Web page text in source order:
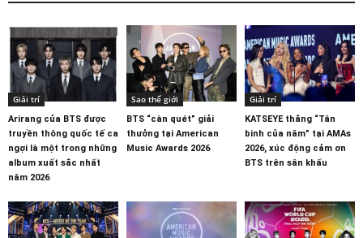
Giải trí
Arirang của BTS được
truyền thông quốc tế ca
ngợi là một trong những
album xuất sắc nhất
năm 2026
Sao thế giới
BTS “càn quét” giải
thưởng tại American
Music Awards 2026
Giải trí
KATSEYE thắng “Tân
binh của năm” tại AMAs
2026, xúc động cảm ơn
BTS trên sân khấu